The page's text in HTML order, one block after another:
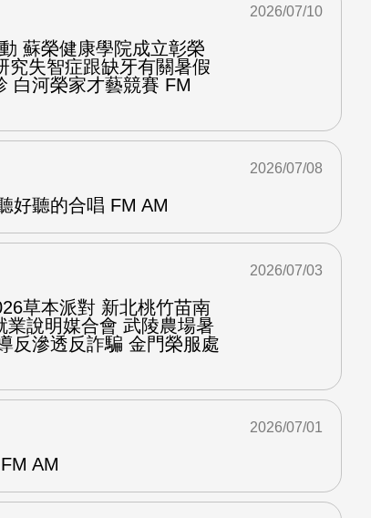
蘇榮健康學院成立彰榮
究失智症跟缺牙有關暑假
白河榮家才藝競賽 FM
2026/07/10
好聽的合唱 FM AM
2026/07/08
草本派對 新北桃竹苗南
業說明媒合會 武陵農場暑
反滲透反詐騙 金門榮服處
2026/07/03
AM
2026/07/01